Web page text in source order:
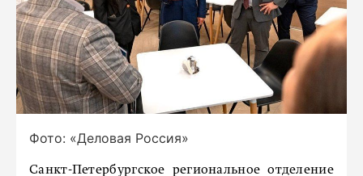
Фото: «Деловая Россия»
Санкт-Петербургское региональное отделение